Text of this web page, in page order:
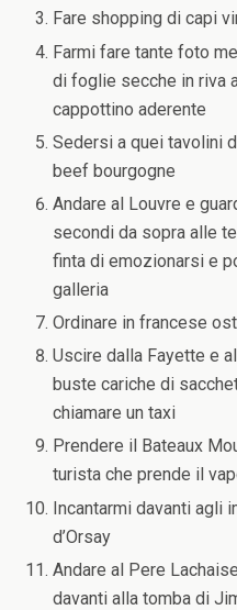
Fare shopping di capi
Farmi fare tante foto
di foglie secche in riva
cappottino aderente
Sedersi a quei tavolini
beef bourgogne
Andare al Louvre e
secondi da sopra alle
finta di emozionarsi e
galleria
Ordinare in francese
Uscire dalla Fayette e
buste cariche di
chiamare un taxi
Prendere il Bateaux
turista che prende il
Incantarmi davanti agli
d’Orsay
Andare al Pere
davanti alla tomba di